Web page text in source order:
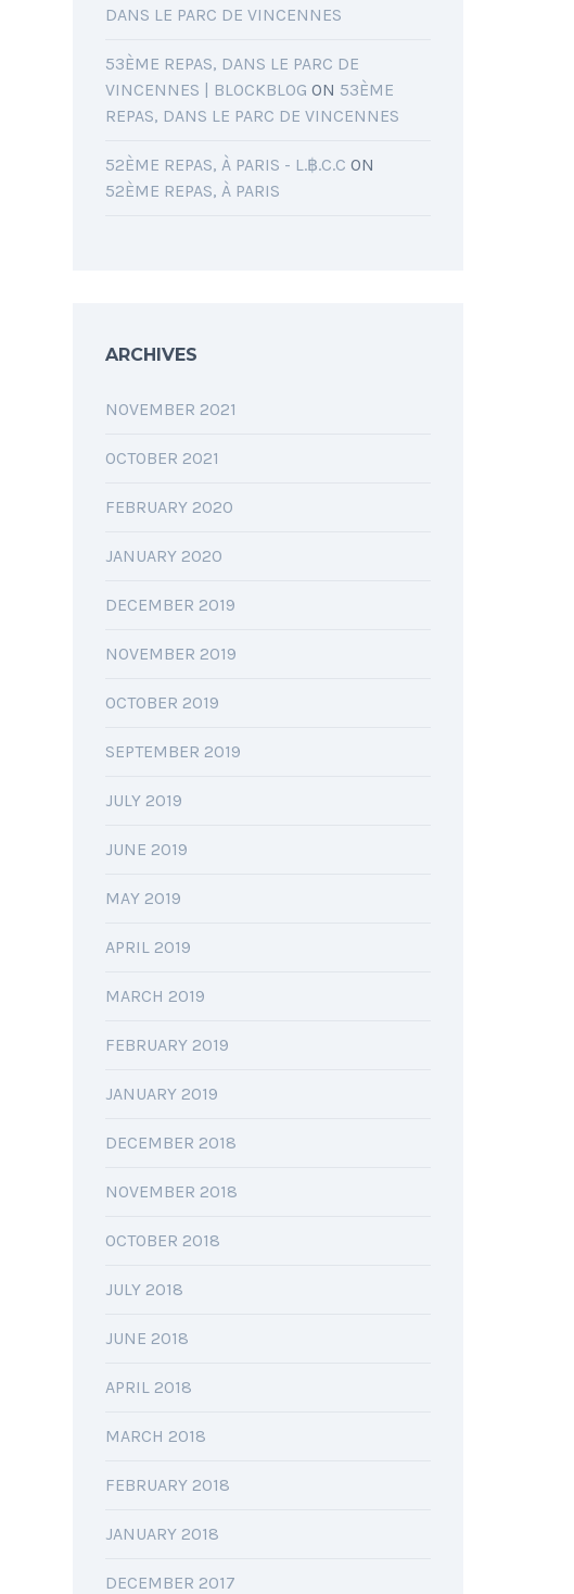
DANS LE PARC DE VINCENNES
53ÈME REPAS, DANS LE PARC DE
VINCENNES | BLOCKBLOG ON 53ÈME
REPAS, DANS LE PARC DE VINCENNES
52ÈME REPAS, À PARIS - L.฿.C.C ON
52ÈME REPAS, À PARIS
ARCHIVES
NOVEMBER 2021
OCTOBER 2021
FEBRUARY 2020
JANUARY 2020
DECEMBER 2019
NOVEMBER 2019
OCTOBER 2019
SEPTEMBER 2019
JULY 2019
JUNE 2019
MAY 2019
APRIL 2019
MARCH 2019
FEBRUARY 2019
JANUARY 2019
DECEMBER 2018
NOVEMBER 2018
OCTOBER 2018
JULY 2018
JUNE 2018
APRIL 2018
MARCH 2018
FEBRUARY 2018
JANUARY 2018
DECEMBER 2017